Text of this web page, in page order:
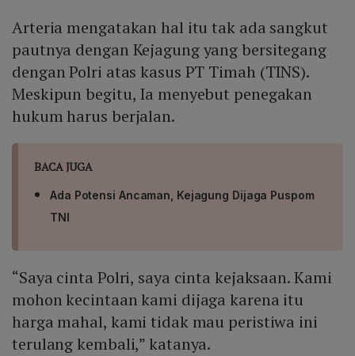
Arteria mengatakan hal itu tak ada sangkut
pautnya dengan Kejagung yang bersitegang
dengan Polri atas kasus PT Timah (TINS).
Meskipun begitu, Ia menyebut penegakan
hukum harus berjalan.
BACA JUGA
Ada Potensi Ancaman, Kejagung Dijaga Puspom
TNI
“Saya cinta Polri, saya cinta kejaksaan. Kami
mohon kecintaan kami dijaga karena itu
harga mahal, kami tidak mau peristiwa ini
terulang kembali,” katanya.